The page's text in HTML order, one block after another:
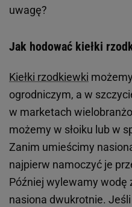
uwagę?
Jak hodować kiełki
Kiełki rzodkiewki
ogrodniczym, a w
w marketach
możemy w słoiku lub w
Zanim umieścimy
najpierw namoczyć je
Później wylewamy wodę
nasiona dwukrotnie.